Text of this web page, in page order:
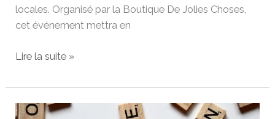
locales. Organisé par la Boutique De Jolies Choses,
cet événement mettra en
Lire la suite »
Les